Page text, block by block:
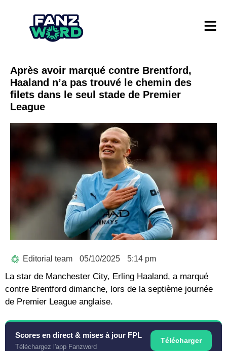
Après avoir marqué contre Brentford,
Haaland n’a pas trouvé le chemin des
filets dans le seul stade de Premier
League
Editorial team 05/10/2025 5:14 pm
La star de Manchester City, Erling Haaland, a marqué
contre Brentford dimanche, lors de la septième journée
de Premier League anglaise.
Scores en direct & mises à jour FPL
Téléchargez l'app Fanzword
Télécharger